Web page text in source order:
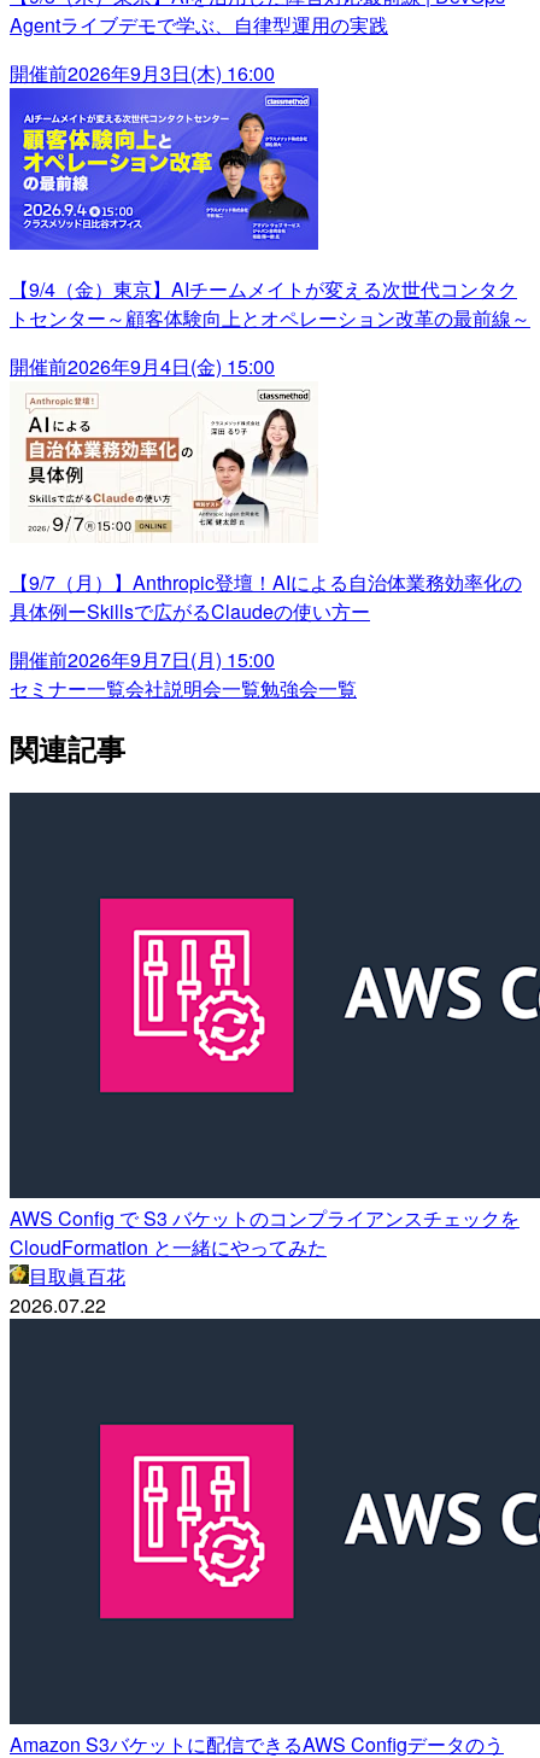
Agentライブデモで学ぶ、自律型運用の実践
開催前2026年9月3日(木) 16:00
【9/4（金）東京】AIチームメイトが変える次世代コンタク
トセンター～顧客体験向上とオペレーション改革の最前線～
開催前2026年9月4日(金) 15:00
【9/7（月）】Anthropic登壇！AIによる自治体業務効率化の
具体例ーSkillsで広がるClaudeの使い方ー
開催前2026年9月7日(月) 15:00
セミナー一覧会社説明会一覧勉強会一覧
関連記事
AWS Config で S3 バケットのコンプライアンスチェックを
CloudFormation と一緒にやってみた
目取眞百花
2026.07.22
Amazon S3バケットに配信できるAWS Configデータのう